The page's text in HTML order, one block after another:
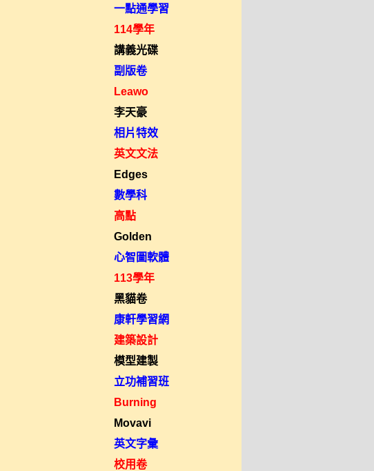
一點通學習
114學年
講義光碟
副版卷
Leawo
李天豪
相片特效
英文文法
Edges
數學科
高點
Golden
心智圖軟體
113學年
黑貓卷
康軒學習網
建築設計
模型建製
立功補習班
Burning
Movavi
英文字彙
校用卷